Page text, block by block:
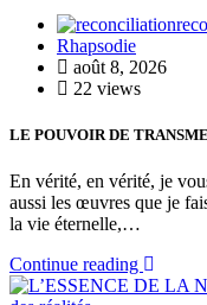
Rhapsodie
août 8, 2026
22 views
LE POUVOIR DE
En vérité, en vérité, je
aussi les œuvres que je
la vie éternelle,…
Continue reading